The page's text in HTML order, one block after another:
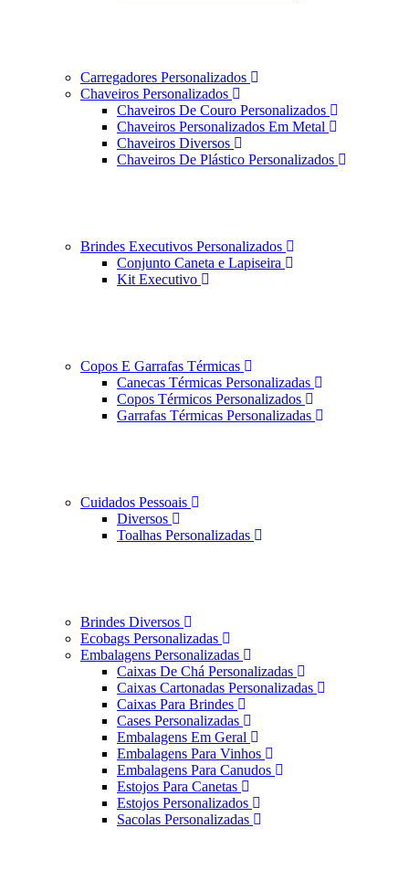
Carregadores Personalizados
Chaveiros Personalizados
Chaveiros De Couro Personalizados
Chaveiros Personalizados Em Metal
Chaveiros Diversos
Chaveiros De Plástico Personalizados
Brindes Executivos Personalizados
Conjunto Caneta e Lapiseira
Kit Executivo
Copos E Garrafas Térmicas
Canecas Térmicas Personalizadas
Copos Térmicos Personalizados
Garrafas Térmicas Personalizadas
Cuidados Pessoais
Diversos
Toalhas Personalizadas
Brindes Diversos
Ecobags Personalizadas
Embalagens Personalizadas
Caixas De Chá Personalizadas
Caixas Cartonadas Personalizadas
Caixas Para Brindes
Cases Personalizadas
Embalagens Em Geral
Embalagens Para Vinhos
Embalagens Para Canudos
Estojos Para Canetas
Estojos Personalizados
Sacolas Personalizadas